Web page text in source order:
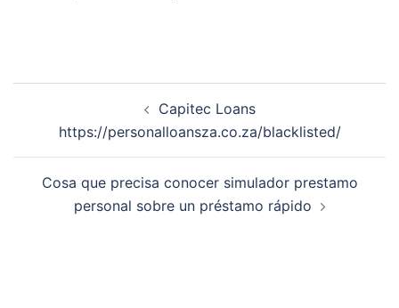
navigation
Capitec Loans
https://personalloansza.co.za/blacklisted/
Cosa que precisa conocer simulador prestamo
personal sobre un préstamo rápido